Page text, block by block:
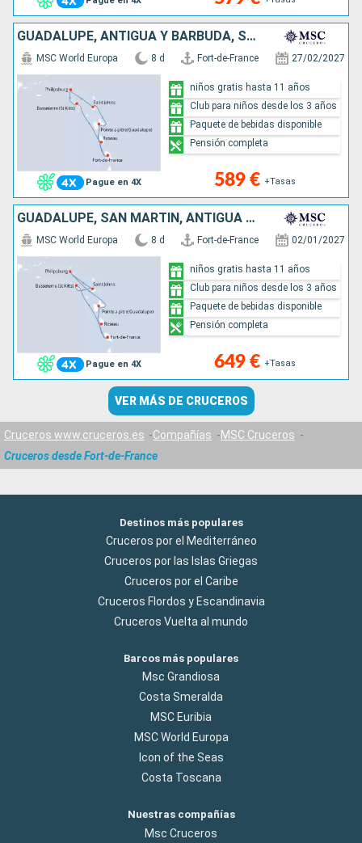
GUADALUPE, ANTIGUA Y BARBUDA, SAN MARTÍN, SAN CRISTÓBAL Y NIEVES, DOMINICA, MARTINICA
Pague en 4X
MSC World Europa 8 d Fort-de-France 27/02/2027
589 € +Tasas
niños gratis hasta 11 años
Club para niños desde los 3 años
Paquete de bebidas disponible
Pensión completa
GUADALUPE, SAN MARTÍN, ANTIGUA Y BARBUDA, SAN CRISTÓBAL Y NIEVES, DOMINICA, MARTINICA
Pague en 4X
MSC World Europa 8 d Fort-de-France 02/01/2027
649 € +Tasas
niños gratis hasta 11 años
Club para niños desde los 3 años
Paquete de bebidas disponible
Pensión completa
VER MÁS DE CRUCEROS
Cruceros www.cruceros.es Compañías
MSC Cruceros
Cruceros desde Fort-de-France
Destinos más populares
Cruceros por el Mediterráneo
Cruceros por las Islas Griegas
Cruceros por el Caribe
Cruceros Flordos y Escandinavia
Cruceros Vuelta al mundo
Barcos más populares
Msc Grandiosa
Costa Smeralda
MSC Euribia
MSC World Europa
Icon of the Seas
Costa Toscana
Nuestras compañías
Msc Cruceros